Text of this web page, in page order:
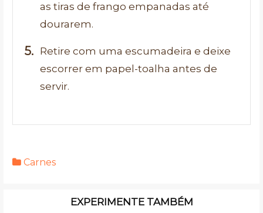
as tiras de frango empanadas até
dourarem.
Retire com uma escumadeira e deixe
escorrer em papel-toalha antes de
servir.
Carnes
EXPERIMENTE TAMBÉM